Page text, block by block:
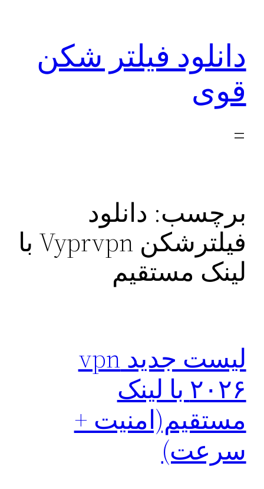
دانلود فیلتر شکن
قوی
برچسب: دانلود
فیلترشکن Vyprvpn با
لینک مستقیم
لیست جدید vpn
۲۰۲۶ با لینک
مستقیم(امنیت +
سرعت)